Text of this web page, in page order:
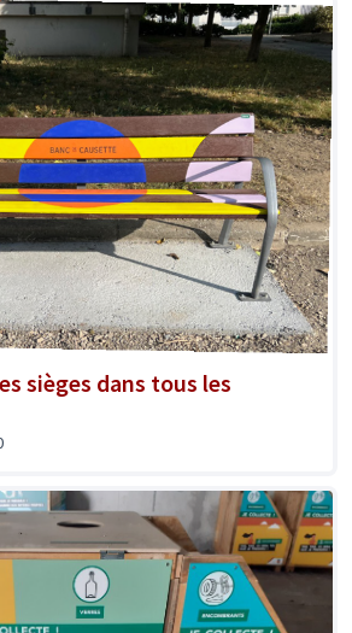
sièges dans tous les